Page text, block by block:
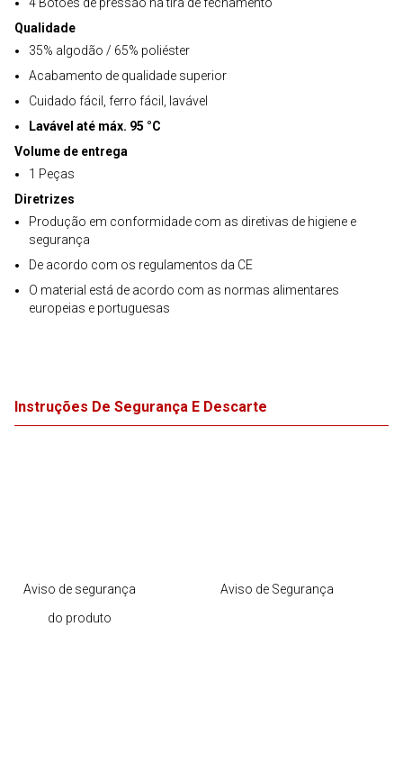
Qualidade
35% algodão / 65% poliéster
Acabamento de qualidade superior
Cuidado fácil, ferro fácil, lavável
Lavável até máx. 95 °C
Volume de entrega
1 Peças
Diretrizes
Produção em conformidade com as diretivas de higiene e
segurança
De acordo com os regulamentos da CE
O material está de acordo com as normas alimentares
europeias e portuguesas
Instruções De Segurança E Descarte
Aviso de segurança
do produto
Aviso de Segurança